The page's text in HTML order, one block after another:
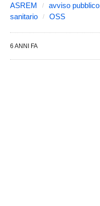
ASREM avviso pubblico
sanitario
OSS
6 ANNI FA